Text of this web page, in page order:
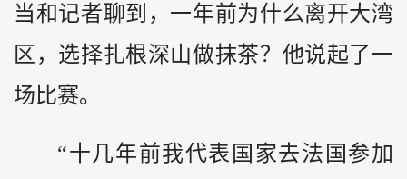
当和记者聊到，一年前为什么离开大湾
区，选择扎根深山做抹茶？他说起了一
场比赛。
“十几年前我代表国家去法国参加